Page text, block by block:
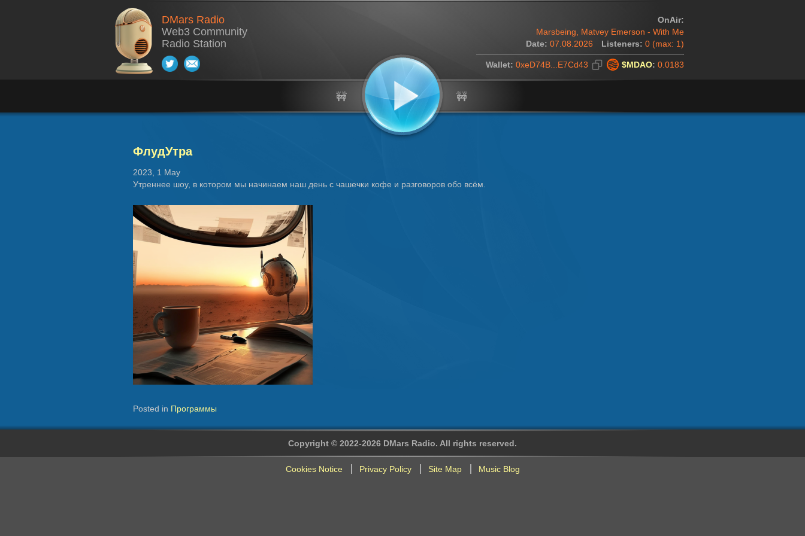
DMars Radio
Web3 Community
Radio Station
OnAir:
Marsbeing, Matvey Emerson - With Me
Date: 07.08.2026 Listeners: 0 (max: 1)
$MDAO: 0.0183
Wallet: 0xeD74B...E7Cd43
🚧 🚧
ФлудУтра
2023, 1 May
Утреннее шоу, в котором мы начинаем наш день с чашечки кофе и разговоров обо всём.
Posted in Программы
Copyright © 2022-2026 DMars Radio. All rights reserved.
Cookies Notice Privacy Policy Site Map Music Blog